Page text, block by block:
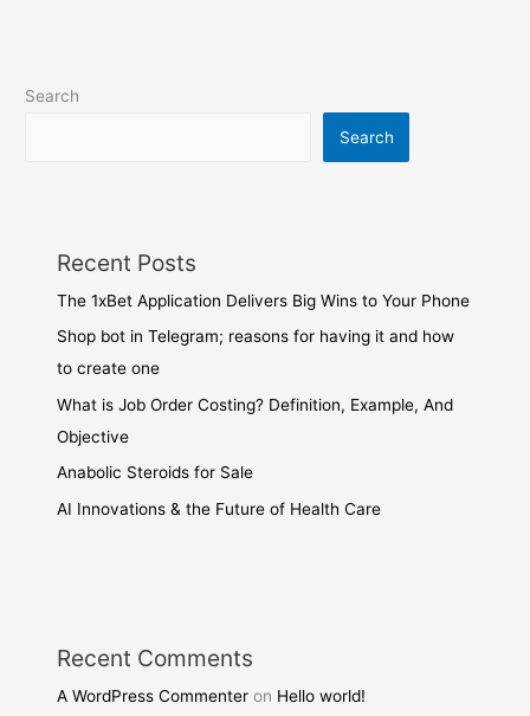
Search
Search
Recent Posts
The 1xBet Application Delivers Big Wins to Your Phone
Shop bot in Telegram; reasons for having it and how
to create one
What is Job Order Costing? Definition, Example, And
Objective
Anabolic Steroids for Sale
AI Innovations & the Future of Health Care
Recent Comments
A WordPress Commenter on Hello world!